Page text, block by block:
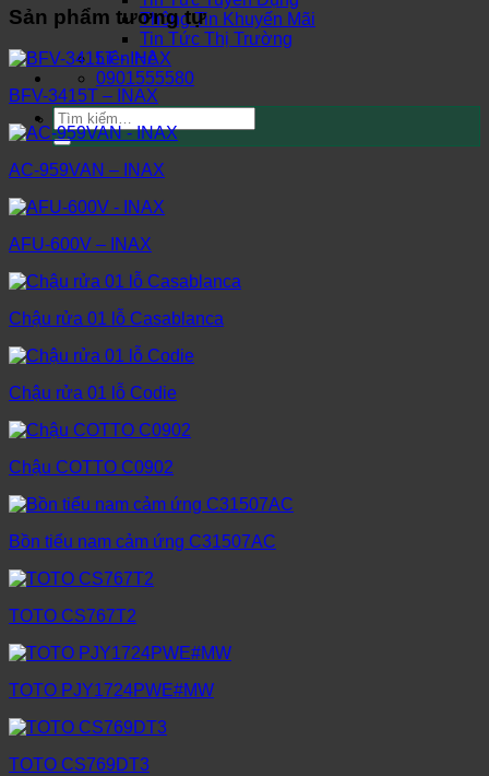
Thông Tin Khuyến Mãi
Tin Tức Thị Trường
Liên Hệ
0901555580
Tìm
kiếm:
Sản phẩm tương tự
BFV-3415T – INAX
AC-959VAN – INAX
AFU-600V – INAX
Chậu rửa 01 lỗ Casablanca
Chậu rửa 01 lỗ Codie
Chậu COTTO C0902
Bồn tiểu nam cảm ứng C31507AC
TOTO CS767T2
TOTO PJY1724PWE#MW
TOTO CS769DT3